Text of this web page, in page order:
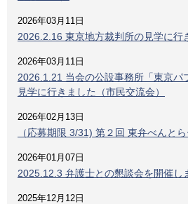
2026年03月11日
2026.2.16 東京地方裁判所の見学に行
2026年03月11日
2026.1.21 当会の公設事務所「東京パ
見学に行きました（市民交流会）
2026年02月13日
（応募期限 3/31) 第２回 東弁べんと
2026年01月07日
2025.12.3 弁護士との懇談会を開催し
2025年12月12日